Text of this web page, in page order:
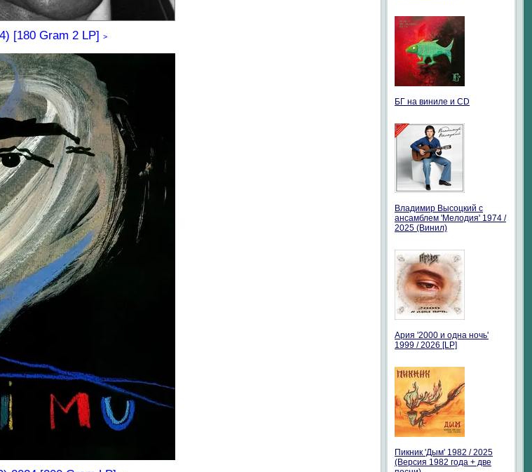
[180 Gram 2 LP] >
БГ на виниле и CD
Владимир Высоцкий с
ансамблем 'Мелодия' 1974 /
2025 (Винил)
Ария '2000 и одна ночь'
1999 / 2026 [LP]
Пикник 'Дым' 1982 / 2025
(Версия 1982 года + две